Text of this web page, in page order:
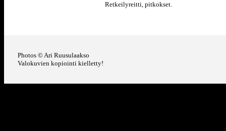
Retkeilyreitti, pitkokset.
Photos © Ari Ruusulaakso
Valokuvien kopiointi kielletty!